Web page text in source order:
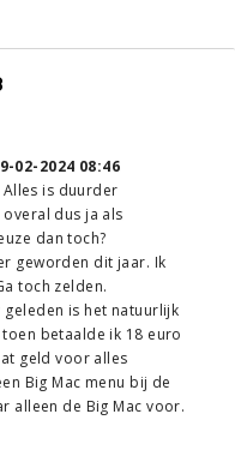
02-2024 08:46
Alles is duurder
dus ja als
dan toch?
geworden dit jaar. Ik
toch zelden.
geleden is het natuurlijk
betaalde ik 18 euro
geld voor alles
Big Mac menu bij de
alleen de Big Mac voor.